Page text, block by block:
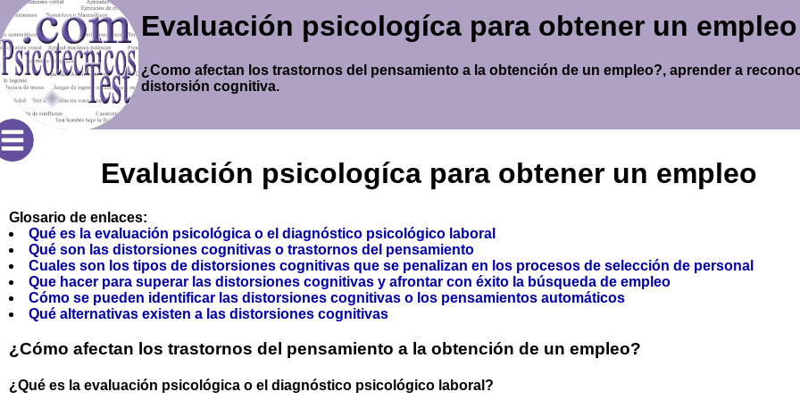
Evaluación psicologíca para obtener un empleo
¿Como afectan los trastornos del pensamiento a la obtención de un empleo?, aprender a
distorsión cognitiva.
Evaluación psicologíca para obtener un empleo
Glosario de enlaces:
Qué es la evaluación psicológica o el diagnóstico psicológico laboral
Qué son las distorsiones cognitivas o trastornos del pensamiento
Cuales son los tipos de distorsiones cognitivas que se penalizan en los procesos de selección de personal
Que hacer para superar las distorsiones cognitivas y afrontar con éxito la búsqueda de empleo
Cómo se pueden identificar las distorsiones cognitivas o los pensamientos automáticos
Qué alternativas existen a las distorsiones cognitivas
¿Cómo afectan los trastornos del pensamiento a la obtención de un empleo?
¿Qué es la evaluación psicológica o el diagnóstico psicológico laboral?